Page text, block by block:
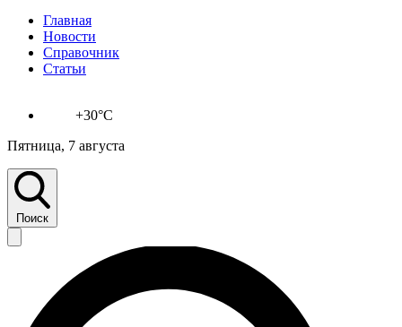
Главная
Новости
Справочник
Статьи
+30°C
Пятница, 7 августа
Поиск